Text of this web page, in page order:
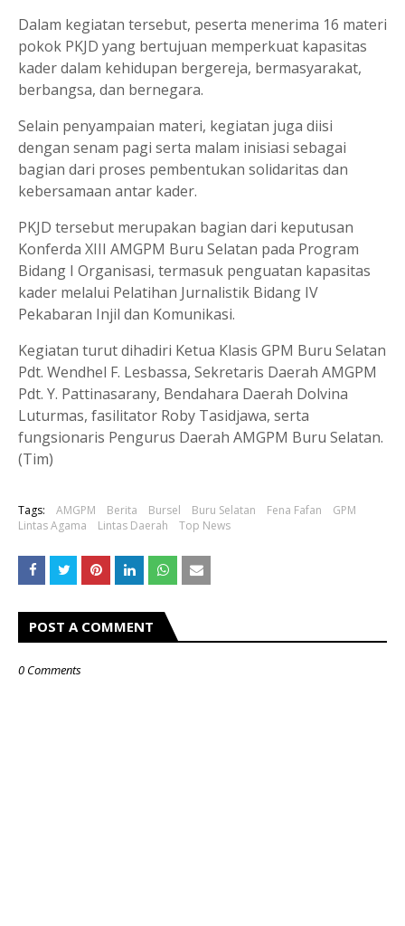
Dalam kegiatan tersebut, peserta menerima 16 materi
pokok PKJD yang bertujuan memperkuat kapasitas
kader dalam kehidupan bergereja, bermasyarakat,
berbangsa, dan bernegara.
Selain penyampaian materi, kegiatan juga diisi
dengan senam pagi serta malam inisiasi sebagai
bagian dari proses pembentukan solidaritas dan
kebersamaan antar kader.
PKJD tersebut merupakan bagian dari keputusan
Konferda XIII AMGPM Buru Selatan pada Program
Bidang I Organisasi, termasuk penguatan kapasitas
kader melalui Pelatihan Jurnalistik Bidang IV
Pekabaran Injil dan Komunikasi.
Kegiatan turut dihadiri Ketua Klasis GPM Buru Selatan
Pdt. Wendhel F. Lesbassa, Sekretaris Daerah AMGPM
Pdt. Y. Pattinasarany, Bendahara Daerah Dolvina
Luturmas, fasilitator Roby Tasidjawa, serta
fungsionaris Pengurus Daerah AMGPM Buru Selatan.
(Tim)
Tags: AMGPM Berita Bursel Buru Selatan Fena Fafan
GPM
Lintas Agama
Lintas Daerah Top News
POST A COMMENT
0 Comments